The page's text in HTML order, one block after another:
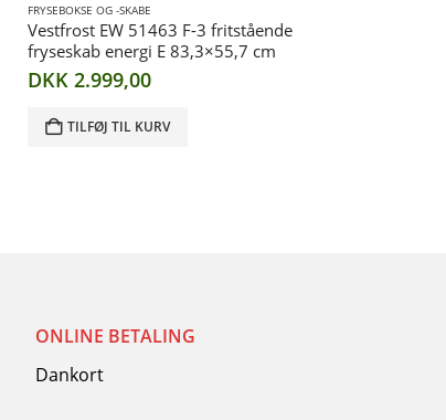
FRYSEBOKSE OG -SKABE
Vestfrost EW 51463 F-3 fritstående
fryseskab energi E 83,3×55,7 cm
DKK 2.999,00
TILFØJ TIL KURV
ONLINE BETALING
Dankort